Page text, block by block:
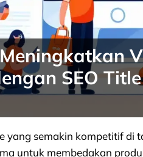
SEO
yang semakin kompetitif di
untuk membedakan